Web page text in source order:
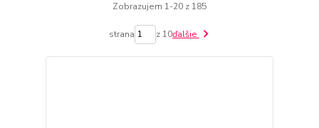
Zobrazujem 1-20 z 185
strana z 10ďalšie